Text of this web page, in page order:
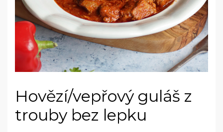
Hovězí/vepřový guláš z
trouby bez lepku